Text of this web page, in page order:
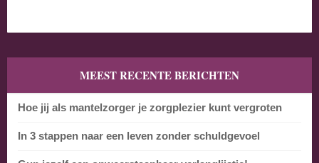
MEEST RECENTE BERICHTEN
Hoe jij als mantelzorger je zorgplezier kunt vergroten
In 3 stappen naar een leven zonder schuldgevoel